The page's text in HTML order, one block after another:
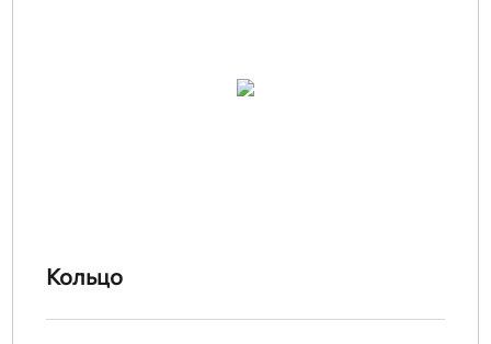
Кольцо